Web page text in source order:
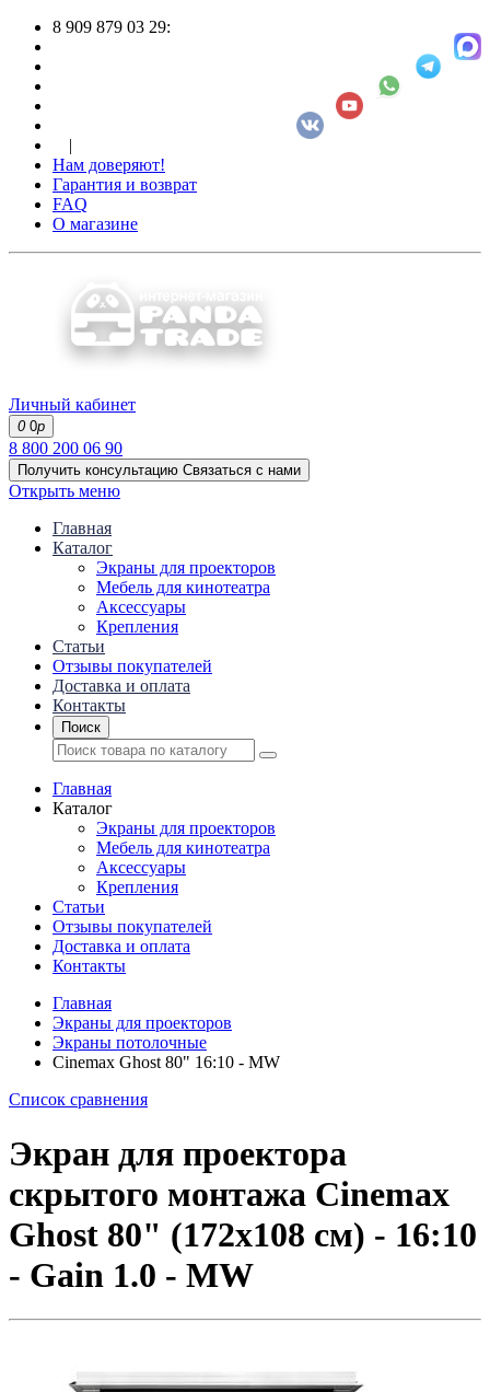
8 909 879 03 29:
|
Нам доверяют!
Гарантия и возврат
FAQ
О магазине
Личный кабинет
0 0р
8 800 200 06 90
Получить консультацию Связаться с нами
Открыть меню
Главная
Каталог
Экраны для проекторов
Mебель для кинотеатра
Аксессуары
Крепления
Статьи
Отзывы покупателей
Доставка и оплата
Контакты
Поиск
Главная
Каталог
Экраны для проекторов
Mебель для кинотеатра
Аксессуары
Крепления
Статьи
Отзывы покупателей
Доставка и оплата
Контакты
Главная
Экраны для проекторов
Экраны потолочные
Cinemax Ghost 80" 16:10 - MW
Список сравнения
Экран для проектора
скрытого монтажа Cinemax
Ghost 80" (172x108 см) - 16:10
- Gain 1.0 - MW